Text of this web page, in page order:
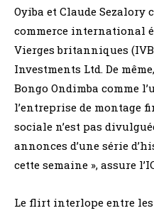
Oyiba et Claude
commerce international
Vierges britanniques
Investments Ltd. De
Bongo Ondimba comme
l’entreprise de montage
sociale n’est pas
annonces d’une série
cette semaine », assure
Le flirt interlope entre